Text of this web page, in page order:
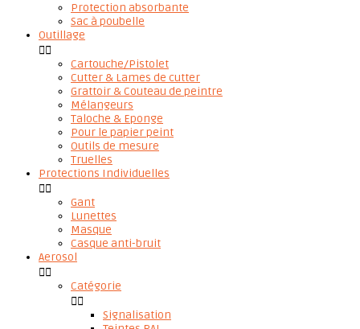
Protection absorbante
Sac à poubelle
Outillage

Cartouche/Pistolet
Cutter & Lames de cutter
Grattoir & Couteau de peintre
Mélangeurs
Taloche & Eponge
Pour le papier peint
Outils de mesure
Truelles
Protections Individuelles

Gant
Lunettes
Masque
Casque anti-bruit
Aerosol

Catégorie

Signalisation